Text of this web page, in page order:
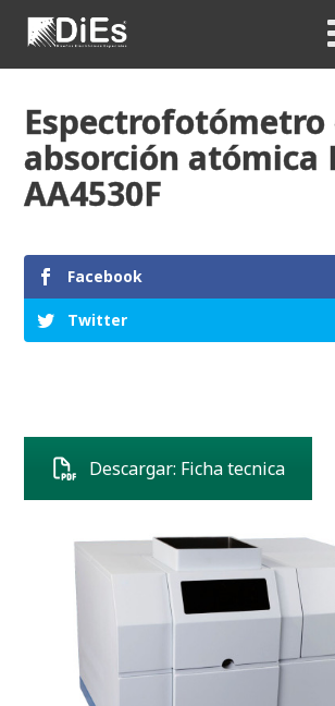
Espectrofotómetro
absorción atómica
AA4530F
Facebook
Twitter
Descargar: Ficha tecnica